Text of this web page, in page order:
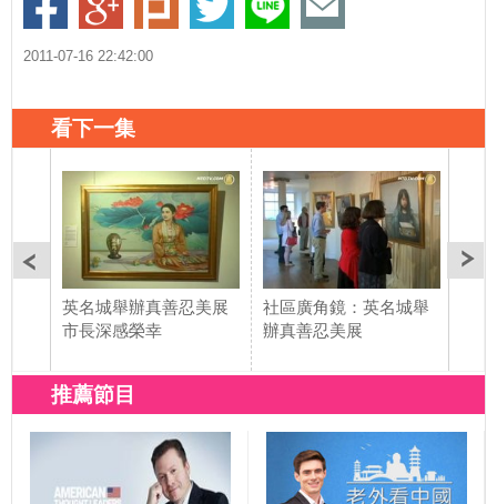
2011-07-16 22:42:00
看下一集
英名城舉辦真善忍美展
市長深感榮幸
社區廣角鏡：英名城舉
辦真善忍美展
推薦節目